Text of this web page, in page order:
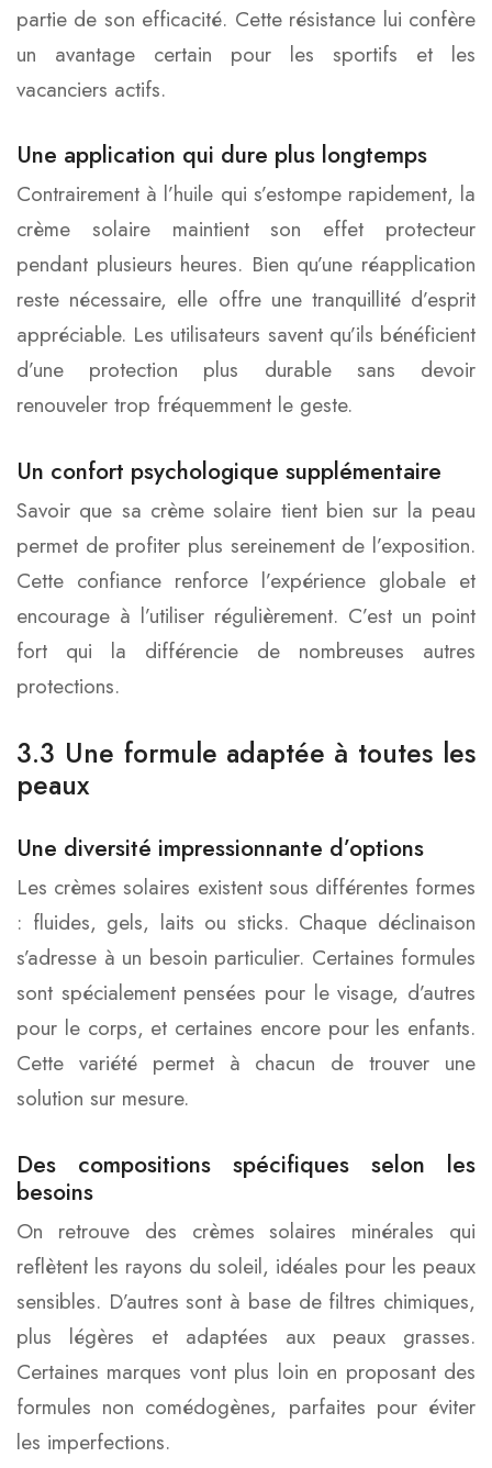
partie de son efficacité. Cette résistance lui confère
un avantage certain pour les sportifs et les
vacanciers actifs.
Une application qui dure plus longtemps
Contrairement à l’huile qui s’estompe rapidement, la
crème solaire maintient son effet protecteur
pendant plusieurs heures. Bien qu’une réapplication
reste nécessaire, elle offre une tranquillité d’esprit
appréciable. Les utilisateurs savent qu’ils bénéficient
d’une protection plus durable sans devoir
renouveler trop fréquemment le geste.
Un confort psychologique supplémentaire
Savoir que sa crème solaire tient bien sur la peau
permet de profiter plus sereinement de l’exposition.
Cette confiance renforce l’expérience globale et
encourage à l’utiliser régulièrement. C’est un point
fort qui la différencie de nombreuses autres
protections.
3.3 Une formule adaptée à toutes les
peaux
Une diversité impressionnante d’options
Les crèmes solaires existent sous différentes formes
: fluides, gels, laits ou sticks. Chaque déclinaison
s’adresse à un besoin particulier. Certaines formules
sont spécialement pensées pour le visage, d’autres
pour le corps, et certaines encore pour les enfants.
Cette variété permet à chacun de trouver une
solution sur mesure.
Des compositions spécifiques selon les
besoins
On retrouve des crèmes solaires minérales qui
reflètent les rayons du soleil, idéales pour les peaux
sensibles. D’autres sont à base de filtres chimiques,
plus légères et adaptées aux peaux grasses.
Certaines marques vont plus loin en proposant des
formules non comédogènes, parfaites pour éviter
les imperfections.